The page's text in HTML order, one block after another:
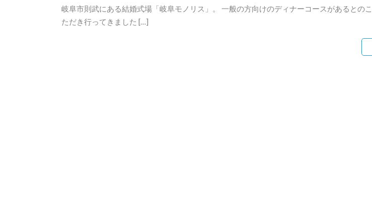
岐阜市則武にある結婚式場「岐阜モノリス」。 一般の方向けのディナーコースがあるとの
ただき行ってきました […]